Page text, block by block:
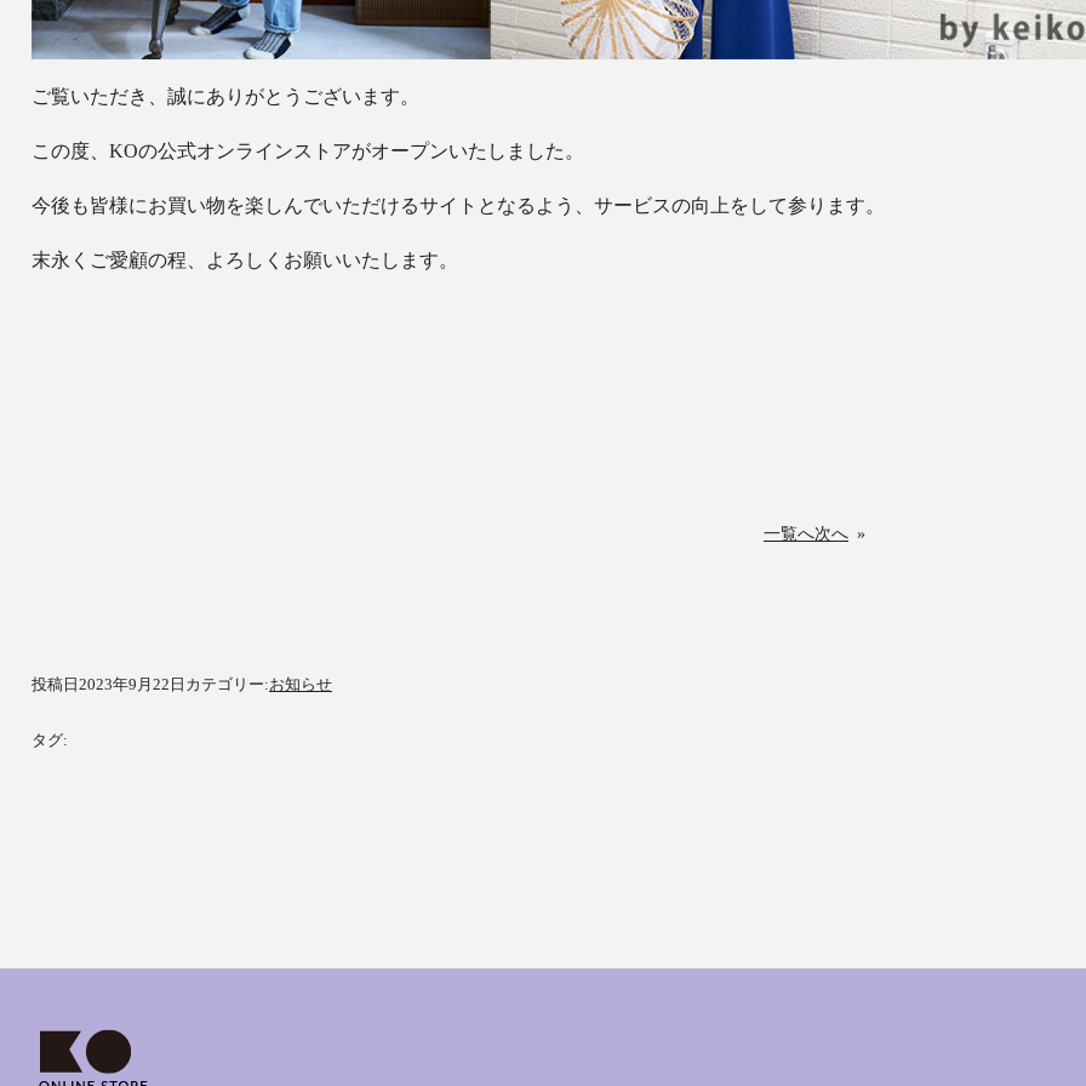
ご覧いただき、誠にありがとうございます。
この度、KOの公式オンラインストアがオープンいたしました。
今後も皆様にお買い物を楽しんでいただけるサイトとなるよう、サービスの向上をして参ります。
末永くご愛顧の程、よろしくお願いいたします。
一覧へ次へ »
投稿日 2023年9月22日 カテゴリー:お知らせ
タグ: